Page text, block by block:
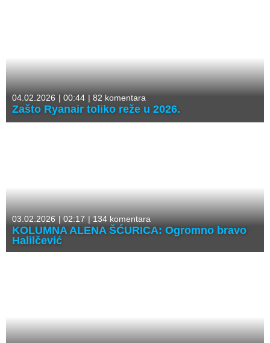
04.02.2026 | 00:44 | 82 komentara
Zašto Ryanair toliko reže u 2026.
03.02.2026 |02:17 |134 komentara
KOLUMNA ALENA ŠĆURICA: Ogromno bravo
Halilčević